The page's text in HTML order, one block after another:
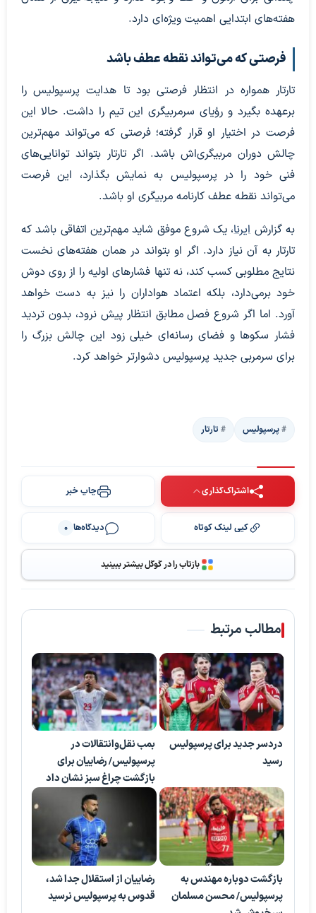
هفته‌های ابتدایی اهمیت ویژه‌ای دارد.
فرصتی که می‌تواند نقطه عطف باشد
تارتار همواره در انتظار فرصتی بود تا هدایت پرسپولیس را
برعهده بگیرد و رؤیای سرمربیگری این تیم را داشت. حالا این
فرصت در اختیار او قرار گرفته؛ فرصتی که می‌تواند مهم‌ترین
چالش دوران مربیگری‌اش باشد. اگر تارتار بتواند توانایی‌های
فنی خود را در پرسپولیس به نمایش بگذارد، این فرصت
می‌تواند نقطه عطف کارنامه مربیگری او باشد.
به گزارشایرنا، یک شروع موفق شاید مهم‌ترین اتفاقی باشد که
تارتار به آن نیاز دارد. اگر او بتواند در همان هفته‌های نخست
نتایج مطلوبی کسب کند، نه تنها فشارهای اولیه را از روی دوش
خود برمی‌دارد، بلکه اعتماد هواداران را نیز به دست خواهد
آورد. اما اگر شروع فصل مطابق انتظار پیش نرود، بدون تردید
فشار سکوها و فضای رسانه‌ای خیلی زود این چالش بزرگ را
برای سرمربی جدید پرسپولیس دشوارتر خواهد کرد.
پرسپولیس تارتار
اشتراک‌گذاری چاپ خبر
کپی لینک کوتاه دیدگاه‌ها 0
بازتاب را در گوگل بیشتر ببینید
مطالب مرتبط
دردسر جدید برای پرسپولیس
رسید
بمب نقل‌وانتقالات در
پرسپولیس/ رضاییان برای
بازگشت چراغ سبز نشان داد
بازگشت دوباره مهندس به
پرسپولیس/ محسن مسلمان
رضاییان از استقلال جدا شد،
قدوس به پرسپولیس نرسید